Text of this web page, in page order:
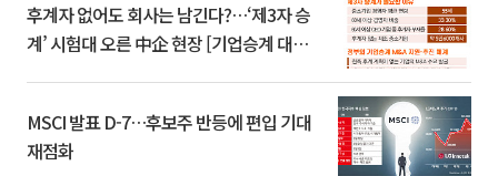
후계자 없어도 회사는 남긴다?…‘제3자 승
계’ 시험대 오른 中企 현장 [기업승계 대전
MSCI 발표 D-7…후보주 반등에 편입 기대
재점화